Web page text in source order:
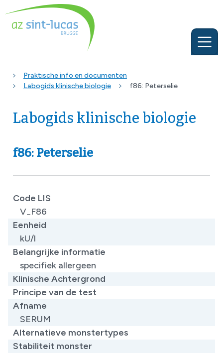
Praktische info en documenten
Labogids klinische biologie
f86: Peterselie
Labogids klinische biologie
f86: Peterselie
Code LIS
V_F86
Eenheid
kU/l
Belangrijke informatie
specifiek allergeen
Klinische Achtergrond
Principe van de test
Afname
SERUM
Alternatieve monstertypes
Stabiliteit monster